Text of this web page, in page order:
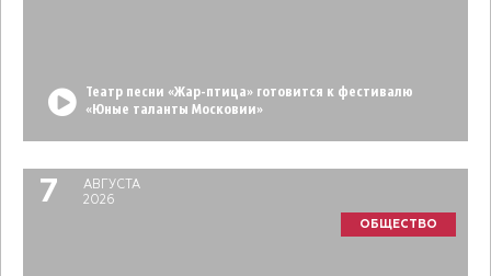
Театр песни «Жар-птица» готовится к фестивалю
«Юные таланты Московии»
7
АВГУСТА
2026
ОБЩЕСТВО